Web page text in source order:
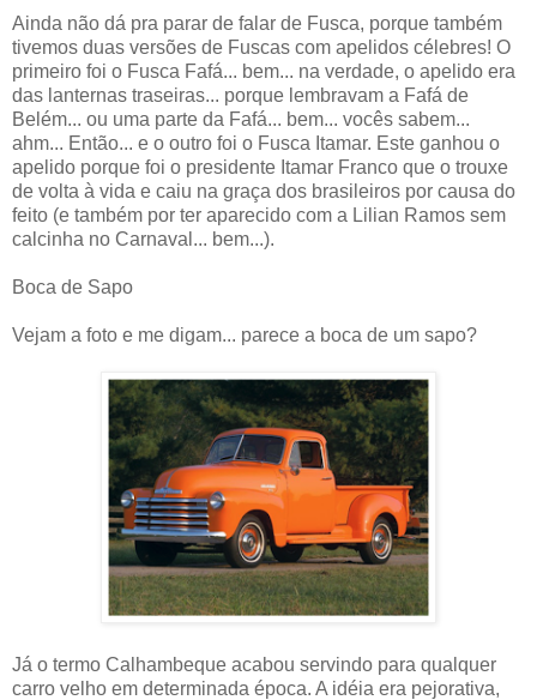
Ainda não dá pra parar de falar de Fusca, porque também
tivemos duas versões de Fuscas com apelidos célebres! O
primeiro foi o Fusca Fafá... bem... na verdade, o apelido era
das lanternas traseiras... porque lembravam a Fafá de
Belém... ou uma parte da Fafá... bem... vocês sabem...
ahm... Então... e o outro foi o Fusca Itamar. Este ganhou o
apelido porque foi o presidente Itamar Franco que o trouxe
de volta à vida e caiu na graça dos brasileiros por causa do
feito (e também por ter aparecido com a Lilian Ramos sem
calcinha no Carnaval... bem...).
Boca de Sapo
Vejam a foto e me digam... parece a boca de um sapo?
Já o termo Calhambeque acabou servindo para qualquer
carro velho em determinada época. A idéia era pejorativa,